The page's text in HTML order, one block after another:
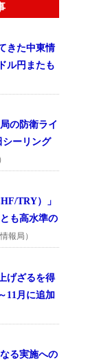
きた中東情
ル円またも
の防衛ライ
シーリング
TRY）」
も高水準の
報局）
げざるを得
11月に追加
る実施への